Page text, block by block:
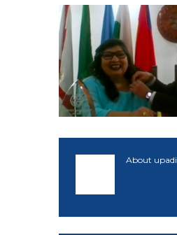
About upadi